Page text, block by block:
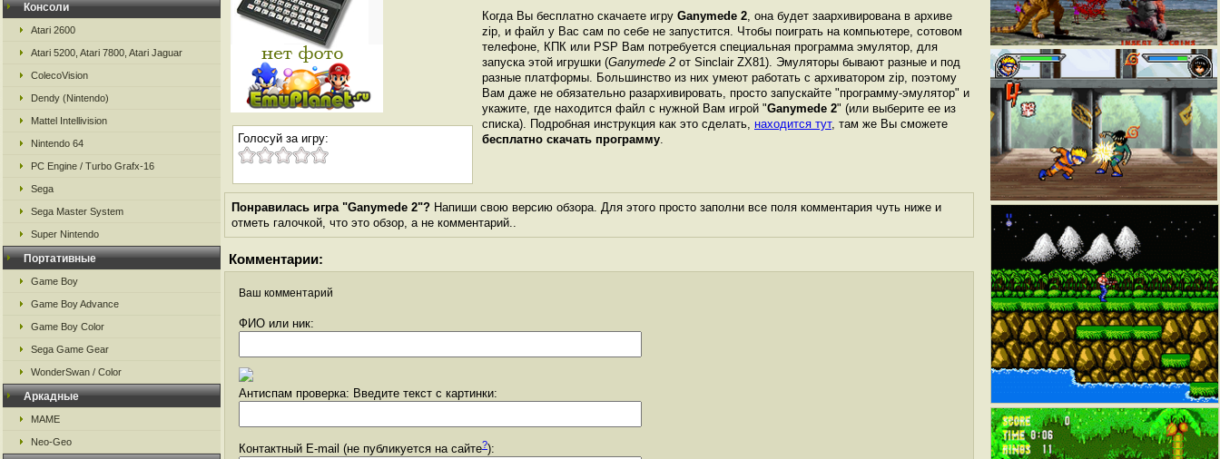
Консоли
Atari 2600
Atari 5200, Atari 7800, Atari Jaguar
ColecoVision
Dendy (Nintendo)
Mattel Intellivision
Nintendo 64
PC Engine / Turbo Grafx-16
Sega
Sega Master System
Super Nintendo
Портативные
Game Boy
Game Boy Advance
Game Boy Color
Sega Game Gear
WonderSwan / Color
Аркадные
MAME
Neo-Geo
Голосуй за игру:
Когда Вы бесплатно скачаете игру Ganymede 2, она будет заархивирована в архиве
zip, и файл у Вас сам по себе не запустится. Чтобы поиграть на компьютере, сотовом
телефоне, КПК или PSP Вам потребуется специальная программа эмулятор, для
запуска этой игрушки (Ganymede 2 от Sinclair ZX81). Эмуляторы бывают разные и под
разные платформы. Большинство из них умеют работать с архиватором zip, поэтому
Вам даже не обязательно разархивировать, просто запускайте "программу-эмулятор" и
укажите, где находится файл с нужной Вам игрой "Ganymede 2" (или выберите ее из
списка). Подробная инструкция как это сделать, находится тут, там же Вы сможете
бесплатно скачать программу.
Понравилась игра "Ganymede 2"? Напиши свою версию обзора. Для этого просто заполни все поля комментария чуть ниже и
отметь галочкой, что это обзор, а не комментарий..
Комментарии:
Ваш комментарий
ФИО или ник:
Антиспам проверка: Введите текст с картинки:
Контактный E-mail (не публикуется на сайте?):